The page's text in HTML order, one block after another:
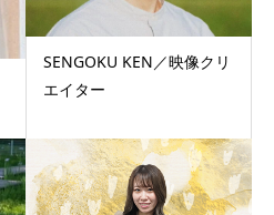
SENGOKU KEN／映像クリ
エイター